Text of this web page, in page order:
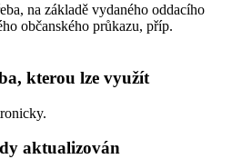
na základě vydaného oddacího
občanského průkazu, příp.
kterou lze využít
aktualizován